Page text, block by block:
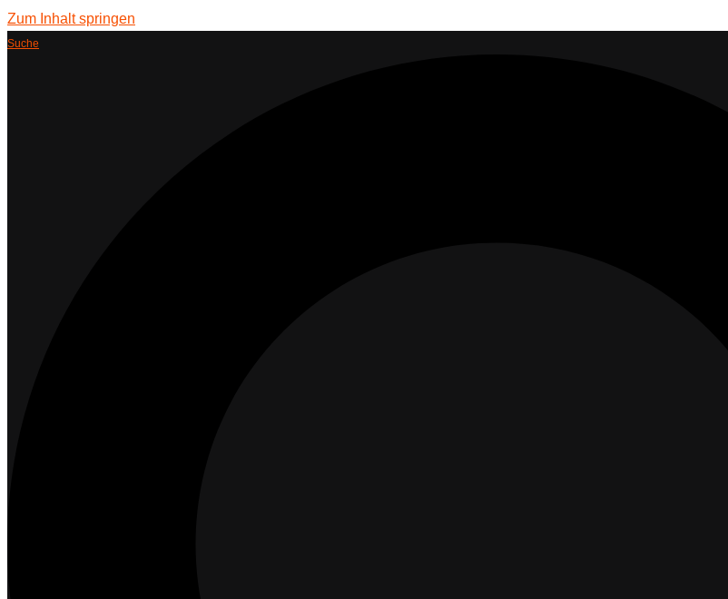
Zum Inhalt springen
Suche